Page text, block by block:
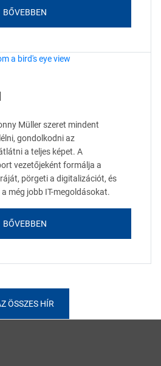
BŐVEBBEN
Müller szeret mindent
gondolkodni az
a teljes képet. A
vezetőjeként formálja a
pörgeti a digitalizációt, és
még jobb IT-megoldásokat.
BŐVEBBEN
ÖSSZES HÍR